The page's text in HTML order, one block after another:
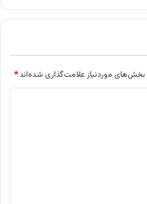
بخش‌های موردنیاز علامت‌گذاری شده‌اند*